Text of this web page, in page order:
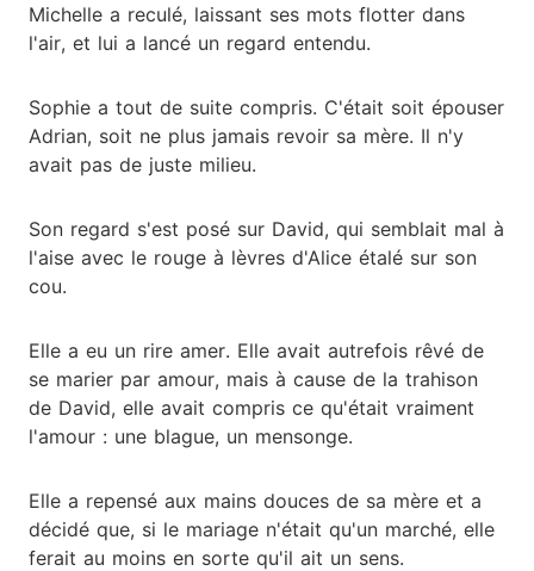
Michelle a reculé, laissant ses mots flotter dans
l'air, et lui a lancé un regard entendu.
Sophie a tout de suite compris. C'était soit épouser
Adrian, soit ne plus jamais revoir sa mère. Il n'y
avait pas de juste milieu.
Son regard s'est posé sur David, qui semblait mal à
l'aise avec le rouge à lèvres d'Alice étalé sur son
cou.
Elle a eu un rire amer. Elle avait autrefois rêvé de
se marier par amour, mais à cause de la trahison
de David, elle avait compris ce qu'était vraiment
l'amour : une blague, un mensonge.
Elle a repensé aux mains douces de sa mère et a
décidé que, si le mariage n'était qu'un marché, elle
ferait au moins en sorte qu'il ait un sens.